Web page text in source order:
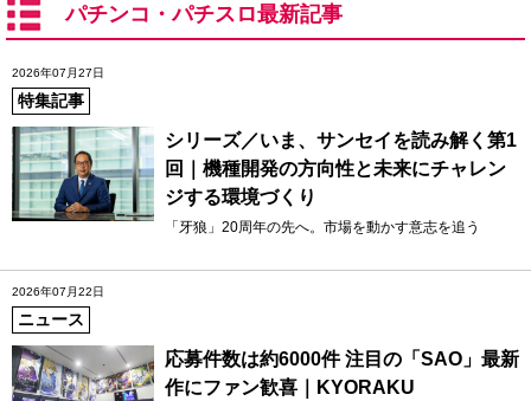
パチンコ・パチスロ最新記事
2026年07月27日
特集記事
シリーズ／いま、サンセイを読み解く第1
回｜機種開発の方向性と未来にチャレン
ジする環境づくり
「牙狼」20周年の先へ。市場を動かす意志を追う
2026年07月22日
ニュース
応募件数は約6000件 注目の「SAO」最新
作にファン歓喜｜KYORAKU